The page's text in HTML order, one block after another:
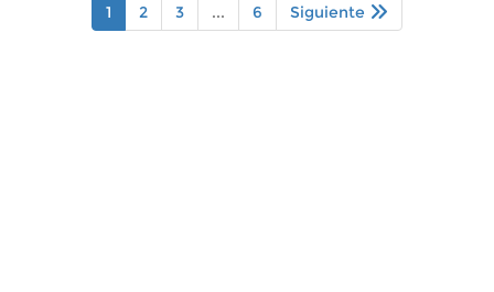
1 2 3 ... 6 Siguiente